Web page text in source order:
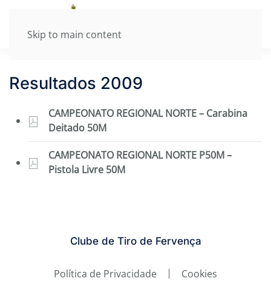
Skip to main content
Resultados 2009
CAMPEONATO REGIONAL NORTE – Carabina
Deitado 50M
CAMPEONATO REGIONAL NORTE P50M –
Pistola Livre 50M
Clube de Tiro de Fervença
Política de Privacidade
Cookies